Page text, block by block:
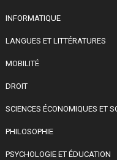
INFORMATIQUE
LANGUES ET LITTÉRATURES
MOBILITÉ
DROIT
SCIENCES ÉCONOMIQUES ET
PHILOSOPHIE
PSYCHOLOGIE ET ÉDUCATION